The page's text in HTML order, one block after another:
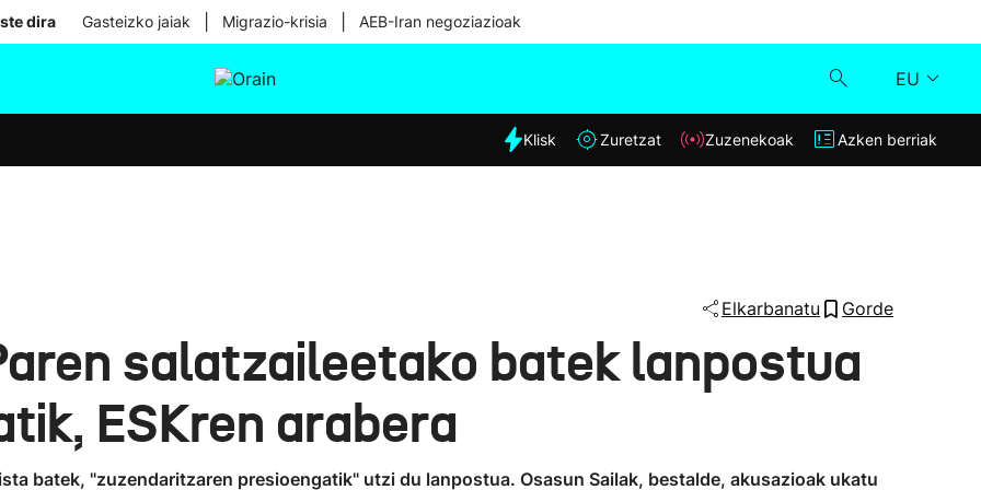
dira Gasteizko jaiak Migrazio-krisia AEB-Iran negoziazioak
EU
Eguraldia
Klisk
Azken berriak
Klisk Zuretzat Zuzenekoak Azken berriak
Elkarbanatu Gorde
salatzaileetako batek lanpostua
ESKren arabera
batek, "zuzendaritzaren presioengatik" utzi du lanpostua. Osasun Sailak, bestalde, akusazioak ukatu